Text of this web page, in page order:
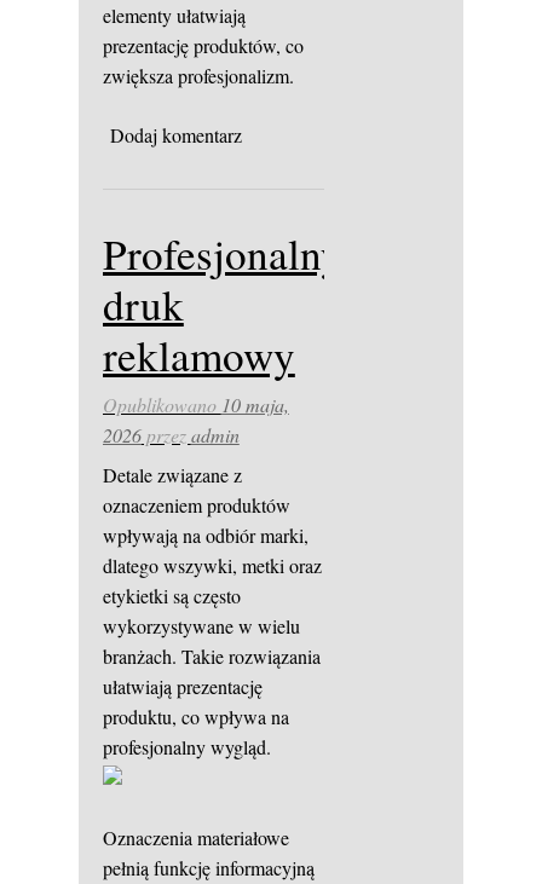
elementy ułatwiają
prezentację produktów, co
zwiększa profesjonalizm.
Dodaj komentarz
Profesjonalny
druk
reklamowy
Opublikowano 10 maja,
2026przezadmin
Detale związane z
oznaczeniem produktów
wpływają na odbiór marki,
dlatego wszywki, metki oraz
etykietki są często
wykorzystywane w wielu
branżach. Takie rozwiązania
ułatwiają prezentację
produktu, co wpływa na
profesjonalny wygląd.
Oznaczenia materiałowe
pełnią funkcję informacyjną